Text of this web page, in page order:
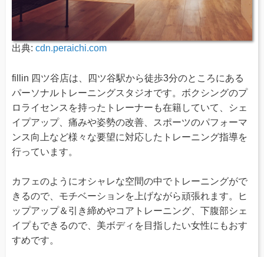
出典: cdn.peraichi.com
fillin 四ツ谷店は、四ツ谷駅から徒歩3分のところにある
パーソナルトレーニングスタジオです。ボクシングのプ
ロライセンスを持ったトレーナーも在籍していて、シェ
イプアップ、痛みや姿勢の改善、スポーツのパフォーマ
ンス向上など様々な要望に対応したトレーニング指導を
行っています。
カフェのようにオシャレな空間の中でトレーニングがで
きるので、モチベーションを上げながら頑張れます。ヒ
ップアップ＆引き締めやコアトレーニング、下腹部シェ
イプもできるので、美ボディを目指したい女性にもおす
すめです。